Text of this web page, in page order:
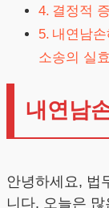
결정적
내연남
소송의 실
내연남
안녕하세요, 법
니다. 오늘은 많